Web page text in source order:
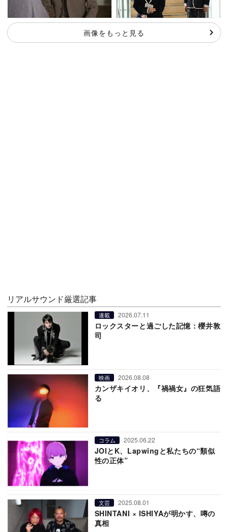
画像をもっと見る
リアルサウンド厳選記事
連載 2026.07.11
ロックスターと過ごした記憶：櫻井敦
司
映画 2026.08.08
カンザキイオリ、『禍禍女』の狂気語
る
コラム 2025.06.22
JOIとK、Lapwingと私たちの“類似
性の正体”
文芸 2025.08.01
SHINTANI × ISHIYAが明かす、噂の
真相